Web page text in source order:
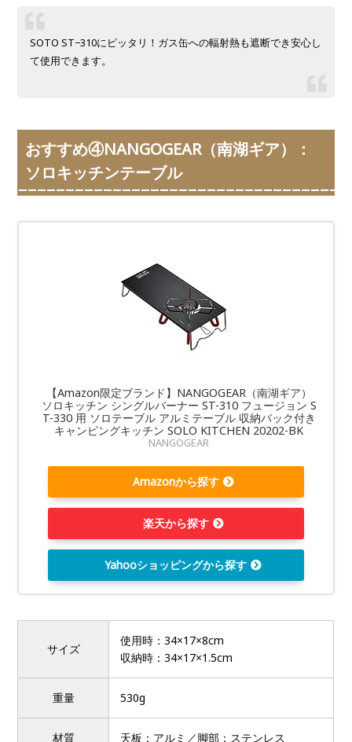
SOTO ST−310にピッタリ！ガス缶への輻射熱も遮断でき安心し
て使用できます。
おすすめ④NANGOGEAR（南湖ギア）：
ソロキッチンテーブル
【Amazon限定ブランド】NANGOGEAR（南湖ギア）
ソロキッチン シングルバーナー ST-310 フュージョン S
T-330 用 ソロテーブル アルミテーブル 収納バック付き
キャンピングキッチン SOLO KITCHEN 20202-BK
NANGOGEAR
Amazonから探す
楽天から探す
Yahooショッピングから探す
サイズ
使用時：34×17×8cm
収納時：34×17×1.5cm
重量 530g
材質 天板：アルミ／脚部：ステンレス